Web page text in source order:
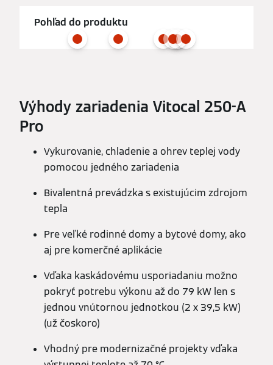
Pohľad do produktu
Výhody zariadenia Vitocal 250-A
Pro
Vykurovanie, chladenie a ohrev teplej vody
pomocou jedného zariadenia
Bivalentná prevádzka s existujúcim zdrojom
tepla
Pre veľké rodinné domy a bytové domy, ako
aj pre komerčné aplikácie
Vďaka kaskádovému usporiadaniu možno
pokryť potrebu výkonu až do 79 kW len s
jednou vnútornou jednotkou (2 x 39,5 kW)
(už čoskoro)
Vhodný pre modernizačné projekty vďaka